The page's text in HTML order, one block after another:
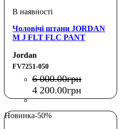
Чоловічі штани JORDAN
M J FLT FLC PANT
Jordan
FV7251-050
6 000.00грн
4 200.00грн
Новинка-50%